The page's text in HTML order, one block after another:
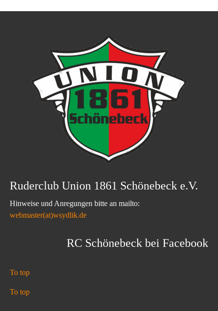
Ruderclub Union 1861 Schönebeck e.V.
Hinweise und Anregungen bitte an mailto:
webmaster(at)wsydlik.de
RC Schönebeck bei Facebook
To top
To top